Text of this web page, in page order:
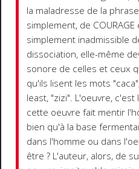
la maladresse de la
simplement, de
simplement inadmissible
dissociation, elle-même
sonore de celles et ceux
qu'ils lisent les mots
least, "zizi". L'oeuvre,
cette oeuvre fait mentir
bien qu'à la base
dans l'homme ou dans
être ? L'auteur, alors, de